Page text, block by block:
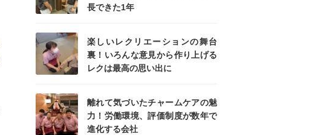
長できた1年
楽しいレクリエーションの舞台
裏！いろんな意見から作り上げる
レクは最高の思い出に
離れて気づいたチャームケアの魅
力！労働環境、評価制度が数年で
進化する会社